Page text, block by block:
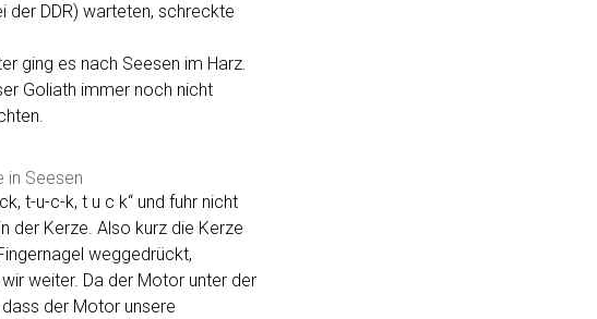
der DDR) warteten, schreckte
ging es nach Seesen im Harz.
Goliath immer noch nicht
in Seesen
t-u-c-k, t u c k“ und fuhr nicht
der Kerze. Also kurz die Kerze
weggedrückt,
weiter. Da der Motor unter der
der Motor unsere